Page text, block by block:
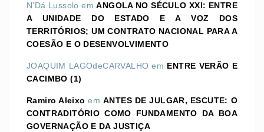
N'Dá Lussolo emANGOLA NO SÉCULO XXI: ENTRE
A UNIDADE DO ESTADO E A VOZ DOS
TERRITÓRIOS; UM CONTRATO NACIONAL PARA A
COESÃO E O DESENVOLVIMENTO
JOAQUIM LAGOdeCARVALHO em ENTRE VERÃO E
CACIMBO (1)
Ramiro Aleixo emANTES DE JULGAR, ESCUTE: O
CONTRADITÓRIO COMO FUNDAMENTO DA BOA
GOVERNAÇÃO E DA JUSTIÇA